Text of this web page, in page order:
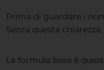
Prima di guardare i
Senza questa
La formula base è